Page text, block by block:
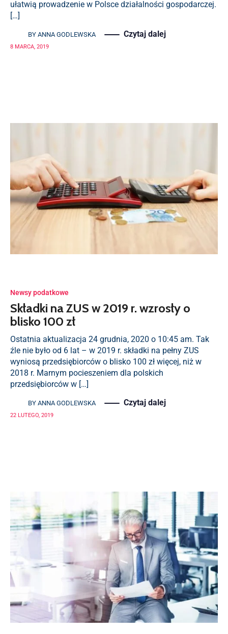
ułatwią prowadzenie w Polsce działalności gospodarczej.
[…]
BY ANNA GODLEWSKA Czytaj dalej
8 MARCA, 2019
Newsy podatkowe
Składki na ZUS w 2019 r. wzrosły o
blisko 100 zł
Ostatnia aktualizacja 24 grudnia, 2020 o 10:45 am. Tak
źle nie było od 6 lat – w 2019 r. składki na pełny ZUS
wyniosą przedsiębiorców o blisko 100 zł więcej, niż w
2018 r. Marnym pocieszeniem dla polskich
przedsiębiorców w […]
BY ANNA GODLEWSKA Czytaj dalej
22 LUTEGO, 2019